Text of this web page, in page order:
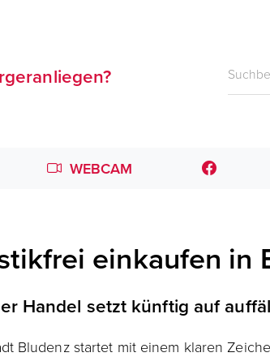
WEBCAM
einkaufen in
Handel setzt künftig auf
Bludenz startet mit einem klaren